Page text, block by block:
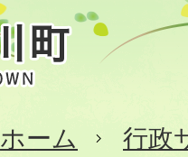
ホーム
行政